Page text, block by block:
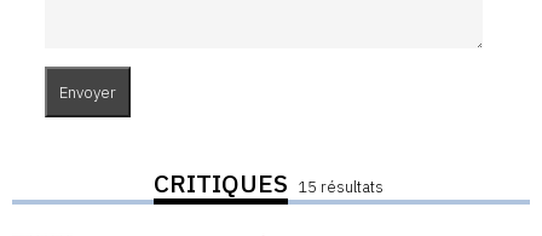
CRITIQUES 15 résultats